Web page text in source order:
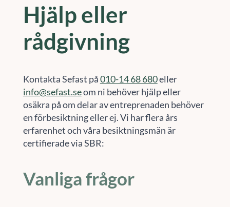
Hjälp eller
rådgivning
Kontakta Sefast på010-14 68 680eller
info@sefast.seom ni behöver hjälp eller
osäkra på om delar av entreprenaden behöver
en förbesiktning eller ej. Vi har flera års
erfarenhet och våra besiktningsmän är
certifierade via SBR:
Vanliga frågor